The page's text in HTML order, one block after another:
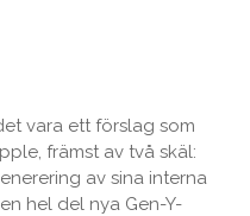
vara ett förslag som
främst av två skäl:
av sina interna
hel del nya Gen-Y-